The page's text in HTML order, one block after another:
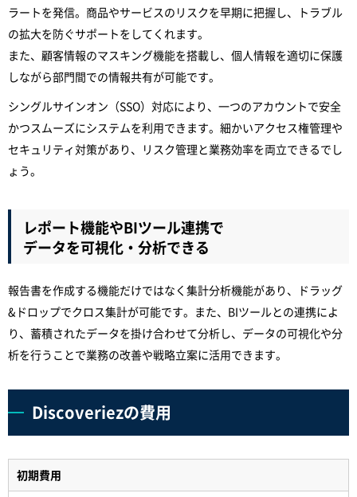
ラートを発信。商品やサービスのリスクを早期に把握し、トラブル
の拡大を防ぐサポートをしてくれます。
また、顧客情報のマスキング機能を搭載し、個人情報を適切に保護
しながら部門間での情報共有が可能です。
シングルサインオン（SSO）対応により、一つのアカウントで安全
かつスムーズにシステムを利用できます。細かいアクセス権管理や
セキュリティ対策があり、リスク管理と業務効率を両立できるでし
ょう。
レポート機能やBIツール連携で
データを可視化・分析できる
報告書を作成する機能だけではなく集計分析機能があり、ドラッグ
&ドロップでクロス集計が可能です。また、BIツールとの連携によ
り、蓄積されたデータを掛け合わせて分析し、データの可視化や分
析を行うことで業務の改善や戦略立案に活用できます。
Discoveriezの費用
初期費用